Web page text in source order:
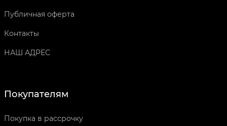
Публичная оферта
Контакты
НАШ АДРЕС
Покупателям
Покупка в рассрочку